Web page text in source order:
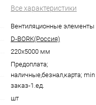
Все характеристики
Вентиляционные элементы
D-BORK(Россия)
220х5000 мм
Предоплата;
наличные,безнал,карта; min
заказ-1.ед.
шт